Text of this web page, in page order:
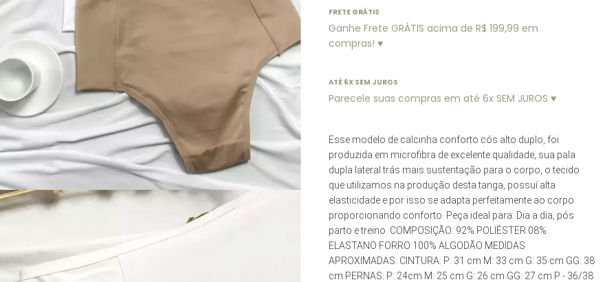
FRETE GRÁTIS
Ganhe Frete GRÁTIS acima de R$ 199,99 em
compras! ♥
ATÉ 6X SEM JUROS
Parecele suas compras em até 6x SEM JUROS ♥
Esse modelo de calcinha conforto cós alto duplo, foi
produzida em microfibra de excelente qualidade, sua pala
dupla lateral trás mais sustentação para o corpo, o tecido
que utilizamos na produção desta tanga, possuí alta
elasticidade e por isso se adapta perfeitamente ao corpo
proporcionando conforto. Peça ideal para: Dia a dia, pós
parto e treino. COMPOSIÇÃO: 92% POLIÉSTER 08%
ELASTANO FORRO 100% ALGODÃO MEDIDAS
APROXIMADAS: CINTURA: P: 31 cm M: 33 cm G: 35 cm GG: 38
cm PERNAS: P: 24cm M: 25 cm G: 26 cm GG: 27 cm P - 36/38